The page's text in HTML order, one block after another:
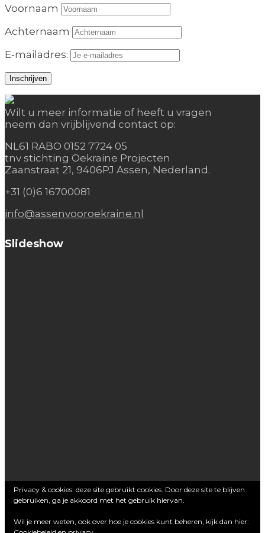
Voornaam
Achternaam
E-mailadres:
Wilt u meer informatie of heeft u vragen
neem dan vrijblijvend contact op:
NL61 RABO 0152 7724 05
tnv stichting Oekraine Projecten
Zaanstraat 21, 9406PJ Assen, Nederland.
+31 (0)6 16700081
info@assenvooroekraine.nl
Slideshow
Privacy & cookies: deze site gebruikt cookies. Door deze site te blijven
gebruiken, ga je akkoord met het gebruik hiervan.
Wil je meer weten, ook over hoe je cookies kunt beheren, kijk dan hier: